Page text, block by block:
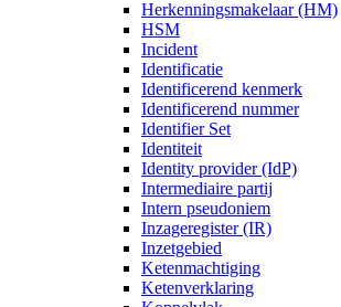
Herkenningsmakelaar (HM)
HSM
Incident
Identificatie
Identificerend kenmerk
Identificerend nummer
Identifier Set
Identiteit
Identity provider (IdP)
Intermediaire partij
Intern pseudoniem
Inzageregister (IR)
Inzetgebied
Ketenmachtiging
Ketenverklaring